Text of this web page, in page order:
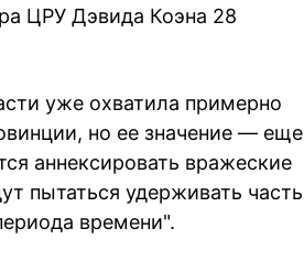
ЦРУ Дэвида Коэна 28
уже охватила примерно
но ее значение — еще
аннексировать вражеские
пытаться удерживать часть
времени".